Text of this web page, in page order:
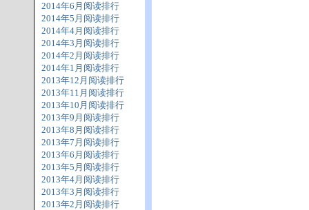
2014年6月阅读排行
2014年5月阅读排行
2014年4月阅读排行
2014年3月阅读排行
2014年2月阅读排行
2014年1月阅读排行
2013年12月阅读排行
2013年11月阅读排行
2013年10月阅读排行
2013年9月阅读排行
2013年8月阅读排行
2013年7月阅读排行
2013年6月阅读排行
2013年5月阅读排行
2013年4月阅读排行
2013年3月阅读排行
2013年2月阅读排行